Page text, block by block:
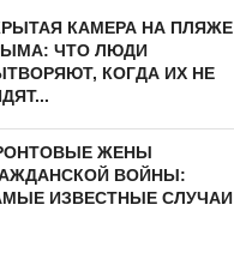
КАМЕРА НА ПЛЯЖЕ
ЧТО ЛЮДИ
КОГДА ИХ НЕ
ЖЕНЫ
ВОЙНЫ:
ИЗВЕСТНЫЕ СЛУЧАИ